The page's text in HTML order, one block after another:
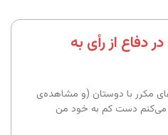
دفاع از رأی به
مکرر با دوستان (و مشاهده‌ی
می‌کنم دست کم به خود من